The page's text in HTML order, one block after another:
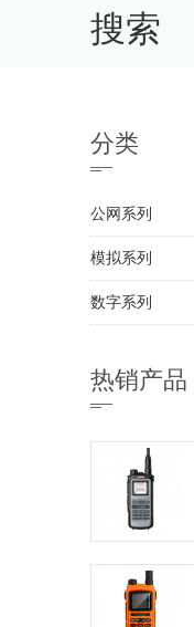
搜索
分类
公网系列
模拟系列
数字系列
热销产品